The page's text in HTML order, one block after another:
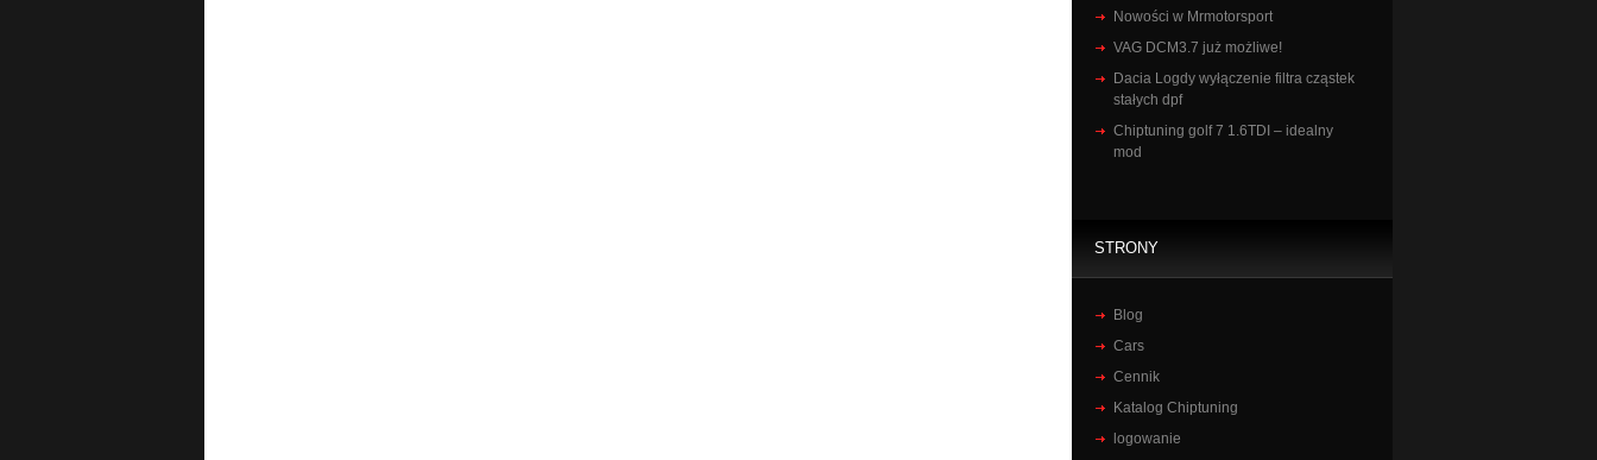
Nowości w Mrmotorsport
VAG DCM3.7 już możliwe!
Dacia Logdy wyłączenie filtra cząstek
stałych dpf
Chiptuning golf 7 1.6TDI – idealny
mod
STRONY
Blog
Cars
Cennik
Katalog Chiptuning
logowanie